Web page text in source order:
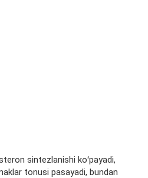
sintezlanishi koʻpayadi,
tonusi pasayadi, bundan